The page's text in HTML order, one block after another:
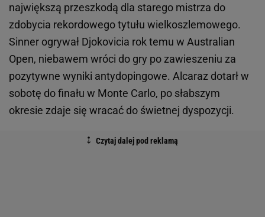
największą przeszkodą dla starego mistrza do
zdobycia rekordowego tytułu wielkoszlemowego.
Sinner ogrywał Djokovicia rok temu w Australian
Open, niebawem wróci do gry po zawieszeniu za
pozytywne wyniki antydopingowe. Alcaraz dotarł w
sobotę do finału w Monte Carlo, po słabszym
okresie zdaje się wracać do świetnej dyspozycji.